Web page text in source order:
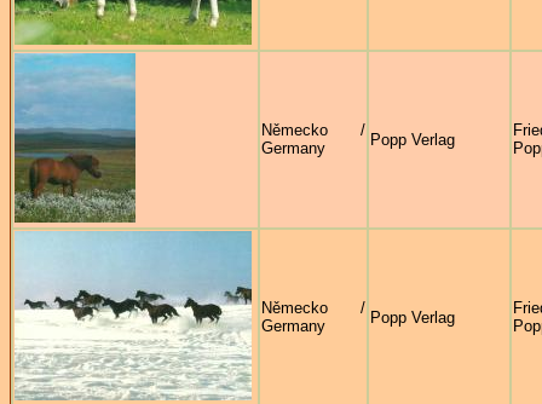
Německo /
Germany
Popp Verlag
Německo /
Germany
Popp Verlag